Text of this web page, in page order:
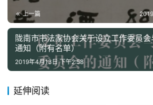
上一篇
陇南市书法家协会关于设立工作委员
通知（附有名单）
2019年4月13日 下午2:58
延伸阅读